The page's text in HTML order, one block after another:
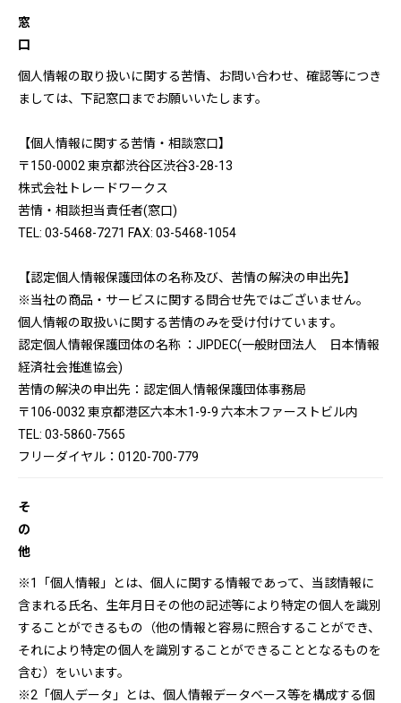
窓
口
個人情報の取り扱いに関する苦情、お問い合わせ、確認等につき
ましては、下記窓口までお願いいたします。
【個人情報に関する苦情・相談窓口】
〒150-0002 東京都渋谷区渋谷3-28-13
株式会社トレードワークス
苦情・相談担当責任者(窓口)
TEL: 03-5468-7271 FAX: 03-5468-1054
【認定個人情報保護団体の名称及び、苦情の解決の申出先】
※当社の商品・サービスに関する問合せ先ではございません。
個人情報の取扱いに関する苦情のみを受け付けています。
認定個人情報保護団体の名称 ：JIPDEC(一般財団法人 日本情報
経済社会推進協会)
苦情の解決の申出先：認定個人情報保護団体事務局
〒106-0032 東京都港区六本木1-9-9 六本木ファーストビル内
TEL: 03-5860-7565
フリーダイヤル：0120-700-779
そ
の
他
※1「個人情報」とは、個人に関する情報であって、当該情報に
含まれる氏名、生年月日その他の記述等により特定の個人を識別
することができるもの（他の情報と容易に照合することができ、
それにより特定の個人を識別することができることとなるものを
含む）をいいます。
※2「個人データ」とは、個人情報データベース等を構成する個